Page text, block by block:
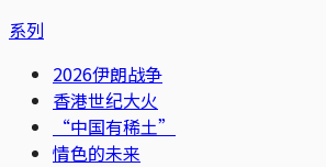
系列
2026伊朗战争
香港世纪大火
“中国有稀土”
情色的未来